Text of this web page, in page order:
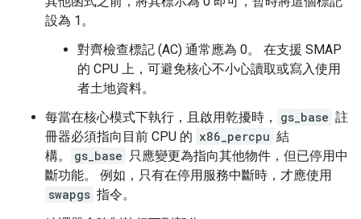
設為 1。
對齊檢查標記 (AC) 通常應為 0。 在支援 SMAP
的 CPU 上，可避免核心不小心讀取或寫入使用
者土地資料。
每當在核心模式下執行，且啟用乾擾時，
gs_base 註
冊器必須指向目前 CPU 的 x86_percpu 結
構。
gs_base 只應變更為指向其他物件，但已停用中
斷功能。 例如，只有在停用服務中斷時，才應使用
swapgs 指令。